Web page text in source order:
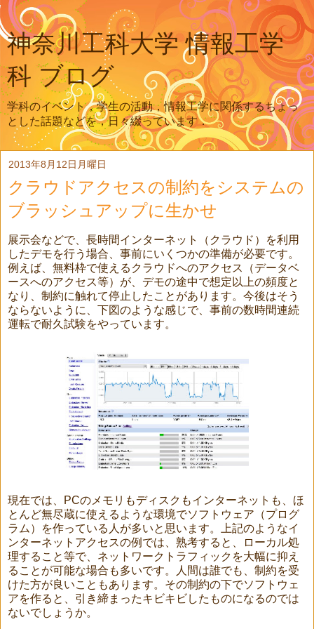
神奈川工科大学 情報工学
科 ブログ
学科のイベント，学生の活動，情報工学に関係するちょっ
とした話題などを，日々綴っています．
2013年8月12日月曜日
クラウドアクセスの制約をシステムの
ブラッシュアップに生かせ
展示会などで、長時間インターネット（クラウド）を利用
したデモを行う場合、事前にいくつかの準備が必要です。
例えば、無料枠で使えるクラウドへのアクセス（データベ
ースへのアクセス等）が、デモの途中で想定以上の頻度と
なり、制約に触れて停止したことがあります。今後はそう
ならないように、下図のような感じで、事前の数時間連続
運転で耐久試験をやっています。
現在では、PCのメモリもディスクもインターネットも、ほ
とんど無尽蔵に使えるような環境でソフトウェア（プログ
ラム）を作っている人が多いと思います。上記のようなイ
ンターネットアクセスの例では、熟考すると、ローカル処
理すること等で、ネットワークトラフィックを大幅に抑え
ることが可能な場合も多いです。人間は誰でも、制約を受
けた方が良いこともあります。その制約の下でソフトウェ
アを作ると、引き締まったキビキビしたものになるのでは
ないでしょうか。